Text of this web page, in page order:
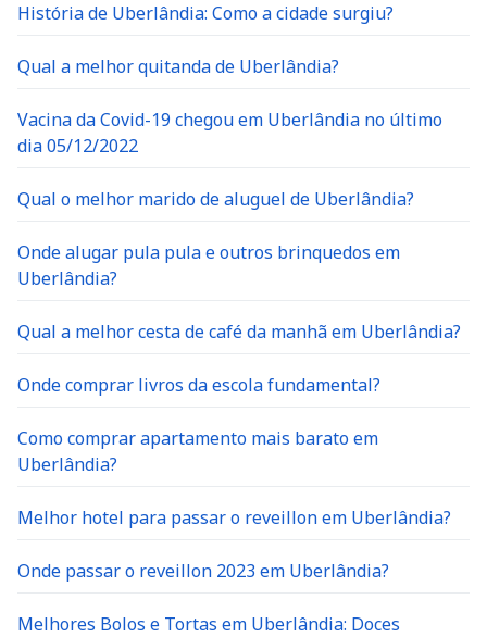
História de Uberlândia: Como a cidade surgiu?
Qual a melhor quitanda de Uberlândia?
Vacina da Covid-19 chegou em Uberlândia no último
dia 05/12/2022
Qual o melhor marido de aluguel de Uberlândia?
Onde alugar pula pula e outros brinquedos em
Uberlândia?
Qual a melhor cesta de café da manhã em Uberlândia?
Onde comprar livros da escola fundamental?
Como comprar apartamento mais barato em
Uberlândia?
Melhor hotel para passar o reveillon em Uberlândia?
Onde passar o reveillon 2023 em Uberlândia?
Melhores Bolos e Tortas em Uberlândia: Doces